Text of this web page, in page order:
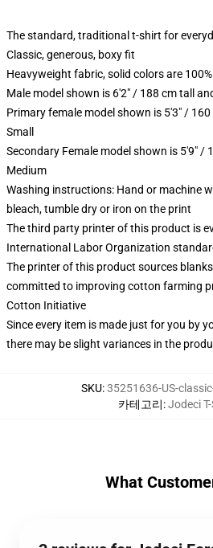
The standard, traditional t-shirt for
Classic, generous, boxy fit
Heavyweight fabric, solid colors are
Male model shown is 6'2" / 188 cm tall
Primary female model shown is 5'3" /
Small
Secondary Female model shown is 5'9" /
Medium
Washing instructions: Hand or machine
bleach, tumble dry or iron on the print
The third party printer of this product is
International Labor Organization
The printer of this product sources
committed to improving cotton farming
Cotton Initiative
Since every item is made just for you by
there may be slight variances in the
SKU:35251636-US-
카테고리:Jodeci
What